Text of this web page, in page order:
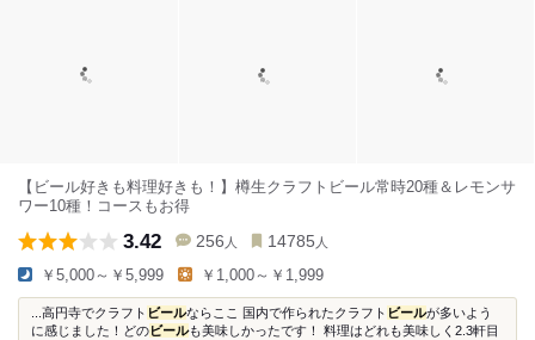
【ビール好きも料理好きも！】樽生クラフトビール常時20種＆レモンサ
ワー10種！コースもお得
3.42 256 人 14785 人
￥5,000～￥5,999 ￥1,000～￥1,999
...高円寺でクラフト ビールならここ 国内で作られたクラフト ビールが多いよう
に感じました！どの ビールも美味しかったです！ 料理はどれも美味しく2.3軒目